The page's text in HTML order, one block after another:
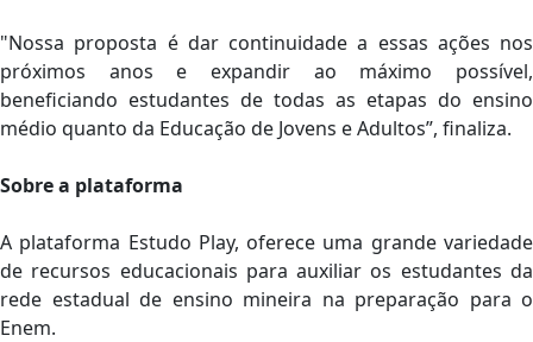
"Nossa proposta é dar continuidade a essas ações nos
próximos anos e expandir ao máximo possível,
beneficiando estudantes de todas as etapas do ensino
médio quanto da Educação de Jovens e Adultos”, finaliza.
Sobre a plataforma
A plataforma Estudo Play, oferece uma grande variedade
de recursos educacionais para auxiliar os estudantes da
rede estadual de ensino mineira na preparação para o
Enem.